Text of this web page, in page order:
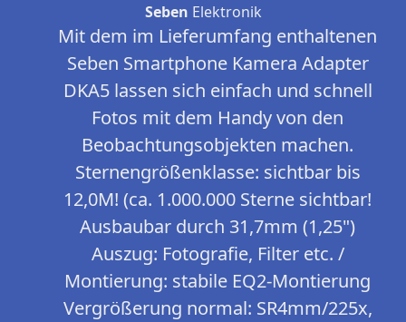
Seben Elektronik
Mit dem im Lieferumfang enthaltenen
Seben Smartphone Kamera Adapter
DKA5 lassen sich einfach und schnell
Fotos mit dem Handy von den
Beobachtungsobjekten machen.
Sternengrößenklasse: sichtbar bis
12,0M! (ca. 1.000.000 Sterne sichtbar!
Ausbaubar durch 31,7mm (1,25")
Auszug: Fotografie, Filter etc. /
Montierung: stabile EQ2-Montierung
Vergrößerung normal: SR4mm/225x,